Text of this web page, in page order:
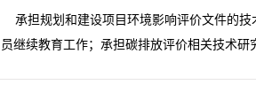
承担规划和建设项目环境影响评价文件的技
员继续教育工作；承担碳排放评价相关技术